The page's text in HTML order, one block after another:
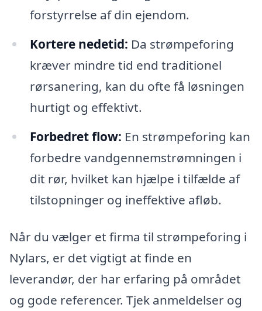
forstyrrelse af din ejendom.
Kortere nedetid: Da strømpeforing
kræver mindre tid end traditionel
rørsanering, kan du ofte få løsningen
hurtigt og effektivt.
Forbedret flow: En strømpeforing kan
forbedre vandgennemstrømningen i
dit rør, hvilket kan hjælpe i tilfælde af
tilstopninger og ineffektive afløb.
Når du vælger et firma til strømpeforing i
Nylars, er det vigtigt at finde en
leverandør, der har erfaring på området
og gode referencer. Tjek anmeldelser og